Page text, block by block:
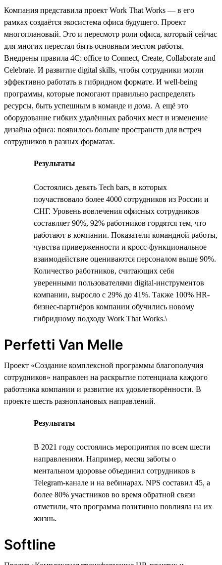
Компания представила проект Work That Works — в его
рамках создаётся экосистема офиса будущего. Проект
многоплановый. Это и пересмотр роли офиса, который сейчас
для многих перестал быть основным местом работы.
Внедрены правила 4C: office to Connect, Create, Collaborate and
Celebrate. И развитие digital skills, чтобы сотрудники могли
эффективно работать в гибридном формате. И well-being
программы, которые помогают правильно распределять
ресурсы, быть успешным в команде и дома. А ещё это
оборудование гибких удалённых рабочих мест и изменение
дизайна офиса: появилось больше пространств для встреч
сотрудников в разных форматах.
Результаты
Состоялись девять Tech bars, в которых
поучаствовало более 4000 сотрудников из России и
СНГ. Уровень вовлечения офисных сотрудников
составляет 90%, 92% работников гордятся тем, что
работают в компании. Показатели командной работы,
чувства приверженности и кросс-функциональное
взаимодействие оцениваются персоналом выше 90%.
Количество работников, считающих себя
уверенными пользователями digital-инструментов
компании, выросло с 29% до 41%. Также 100% HR-
бизнес-партнёров компании обучились новому
гибридному подходу Work That Works.\
Perfetti Van Melle
Проект «Создание комплексной программы благополучия
сотрудников» направлен на раскрытие потенциала каждого
работника компании и развитие их удовлетворённости. В
проекте шесть разноплановых направлений.
Результаты
В 2021 году состоялись мероприятия по всем шести
направлениям. Например, месяц заботы о
ментальном здоровье объединил сотрудников в
Telegram-канале и на вебинарах. NPS составил 45, а
более 80% участников во время обратной связи
отметили, что программа позитивно повлияла на их
жизнь.
Softline